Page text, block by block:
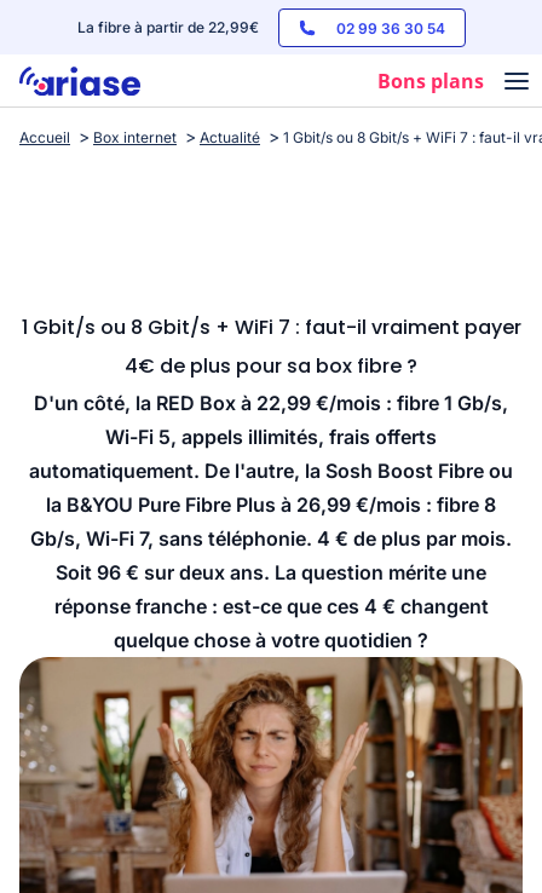
La fibre à partir de 22,99€ 02 99 36 30 54
Bons plans
Box internet
Streaming
Accueil Box internet Actualité 1 Gbit/s ou 8 Gbit/s + WiFi 7 : faut-il
1 Gbit/s ou 8 Gbit/s + WiFi 7 : faut-il vraiment payer
4€ de plus pour sa box fibre ?
D'un côté, la RED Box à 22,99 €/mois : fibre 1 Gb/s,
Wi-Fi 5, appels illimités, frais offerts
automatiquement. De l'autre, la Sosh Boost Fibre ou
la B&YOU Pure Fibre Plus à 26,99 €/mois : fibre 8
Gb/s, Wi-Fi 7, sans téléphonie. 4 € de plus par mois.
Soit 96 € sur deux ans. La question mérite une
réponse franche : est-ce que ces 4 € changent
quelque chose à votre quotidien ?